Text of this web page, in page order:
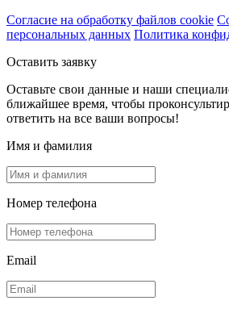
Согласие на обработку файлов cookie
персональных данных Политика
Оставить заявку
Оставьте свои данные и наши
ближайшее время, чтобы
ответить на все ваши вопросы!
Имя и фамилия
Номер телефона
Email